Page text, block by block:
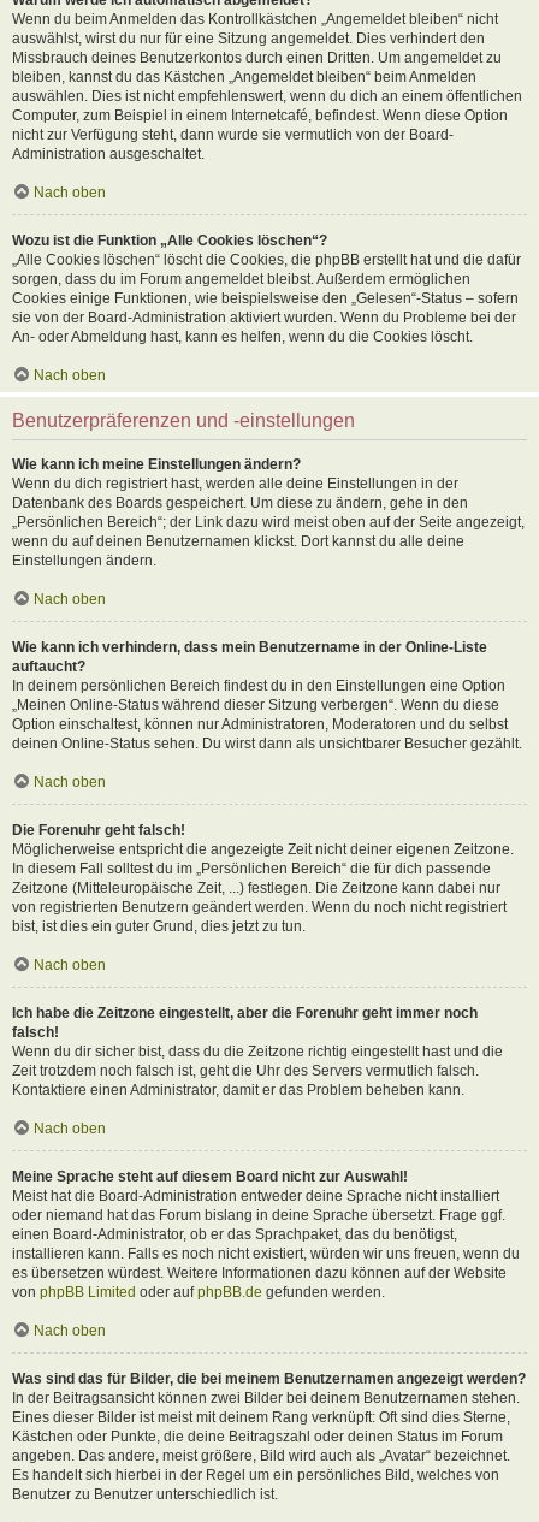
Wenn du beim Anmelden das Kontrollkästchen „Angemeldet bleiben“ nicht
auswählst, wirst du nur für eine Sitzung angemeldet. Dies verhindert den
Missbrauch deines Benutzerkontos durch einen Dritten. Um angemeldet zu
bleiben, kannst du das Kästchen „Angemeldet bleiben“ beim Anmelden
auswählen. Dies ist nicht empfehlenswert, wenn du dich an einem öffentlichen
Computer, zum Beispiel in einem Internetcafé, befindest. Wenn diese Option
nicht zur Verfügung steht, dann wurde sie vermutlich von der Board-
Administration ausgeschaltet.
Nach oben
Wozu ist die Funktion „Alle Cookies löschen“?
„Alle Cookies löschen“ löscht die Cookies, die phpBB erstellt hat und die dafür
sorgen, dass du im Forum angemeldet bleibst. Außerdem ermöglichen
Cookies einige Funktionen, wie beispielsweise den „Gelesen“-Status – sofern
sie von der Board-Administration aktiviert wurden. Wenn du Probleme bei der
An- oder Abmeldung hast, kann es helfen, wenn du die Cookies löscht.
Nach oben
Benutzerpräferenzen und -einstellungen
Wie kann ich meine Einstellungen ändern?
Wenn du dich registriert hast, werden alle deine Einstellungen in der
Datenbank des Boards gespeichert. Um diese zu ändern, gehe in den
„Persönlichen Bereich“; der Link dazu wird meist oben auf der Seite angezeigt,
wenn du auf deinen Benutzernamen klickst. Dort kannst du alle deine
Einstellungen ändern.
Nach oben
Wie kann ich verhindern, dass mein Benutzername in der Online-Liste
auftaucht?
In deinem persönlichen Bereich findest du in den Einstellungen eine Option
„Meinen Online-Status während dieser Sitzung verbergen“. Wenn du diese
Option einschaltest, können nur Administratoren, Moderatoren und du selbst
deinen Online-Status sehen. Du wirst dann als unsichtbarer Besucher gezählt.
Nach oben
Die Forenuhr geht falsch!
Möglicherweise entspricht die angezeigte Zeit nicht deiner eigenen Zeitzone.
In diesem Fall solltest du im „Persönlichen Bereich“ die für dich passende
Zeitzone (Mitteleuropäische Zeit, ...) festlegen. Die Zeitzone kann dabei nur
von registrierten Benutzern geändert werden. Wenn du noch nicht registriert
bist, ist dies ein guter Grund, dies jetzt zu tun.
Nach oben
Ich habe die Zeitzone eingestellt, aber die Forenuhr geht immer noch
falsch!
Wenn du dir sicher bist, dass du die Zeitzone richtig eingestellt hast und die
Zeit trotzdem noch falsch ist, geht die Uhr des Servers vermutlich falsch.
Kontaktiere einen Administrator, damit er das Problem beheben kann.
Nach oben
Meine Sprache steht auf diesem Board nicht zur Auswahl!
Meist hat die Board-Administration entweder deine Sprache nicht installiert
oder niemand hat das Forum bislang in deine Sprache übersetzt. Frage ggf.
einen Board-Administrator, ob er das Sprachpaket, das du benötigst,
installieren kann. Falls es noch nicht existiert, würden wir uns freuen, wenn du
es übersetzen würdest. Weitere Informationen dazu können auf der Website
von phpBB Limited oder aufphpBB.de gefunden werden.
Nach oben
Was sind das für Bilder, die bei meinem Benutzernamen angezeigt werden?
In der Beitragsansicht können zwei Bilder bei deinem Benutzernamen stehen.
Eines dieser Bilder ist meist mit deinem Rang verknüpft: Oft sind dies Sterne,
Kästchen oder Punkte, die deine Beitragszahl oder deinen Status im Forum
angeben. Das andere, meist größere, Bild wird auch als „Avatar“ bezeichnet.
Es handelt sich hierbei in der Regel um ein persönliches Bild, welches von
Benutzer zu Benutzer unterschiedlich ist.